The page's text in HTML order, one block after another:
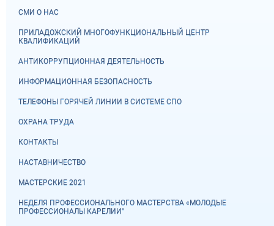
СМИ О НАС
ПРИЛАДОЖСКИЙ МНОГОФУНКЦИОНАЛЬНЫЙ ЦЕНТР
КВАЛИФИКАЦИЙ
АНТИКОРРУПЦИОННАЯ ДЕЯТЕЛЬНОСТЬ
ИНФОРМАЦИОННАЯ БЕЗОПАСНОСТЬ
ТЕЛЕФОНЫ ГОРЯЧЕЙ ЛИНИИ В СИСТЕМЕ СПО
ОХРАНА ТРУДА
КОНТАКТЫ
НАСТАВНИЧЕСТВО
МАСТЕРСКИЕ 2021
НЕДЕЛЯ ПРОФЕССИОНАЛЬНОГО МАСТЕРСТВА «МОЛОДЫЕ
ПРОФЕССИОНАЛЫ КАРЕЛИИ"